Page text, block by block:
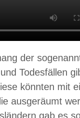
der
Todesfällen
könnten mit
ausgeräumt
gab es